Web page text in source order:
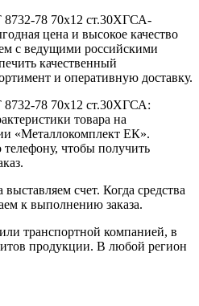
78 70x12 ст.30ХГСА-
цена и высокое качество
с ведущими российскими
качественный
и оперативную доставку.
78 70x12 ст.30ХГСА:
товара на
«Металлокомплект ЕК».
чтобы получить
счет. Когда средства
к выполнению заказа.
транспортной компанией, в
продукции. В любой регион